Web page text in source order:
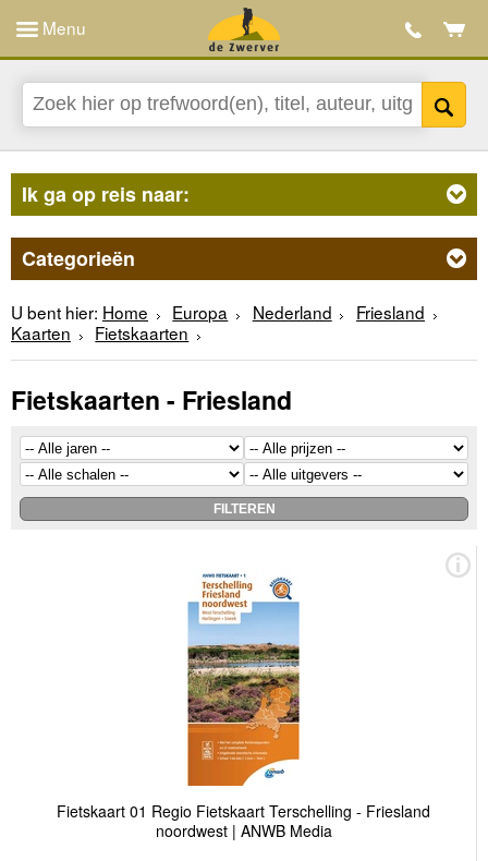
Menu
Ik ga op reis naar:
Categorieën
U bent hier: Home Europa Nederland
Friesland
Kaarten
Fietskaarten
Fietskaarten - Friesland
Fietskaart 01 Regio Fietskaart Terschelling - Friesland
noordwest | ANWB Media